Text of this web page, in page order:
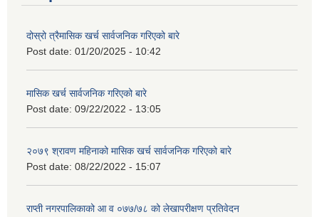
दोस्रो त्रैमासिक खर्च सार्वजनिक गरिएको बारे
Post date: 01/20/2025 - 10:42
मासिक खर्च सार्वजनिक गरिएको बारे
Post date: 09/22/2022 - 13:05
२०७९ श्रावण महिनाको मासिक खर्च सार्वजनिक गरिएको बारे
Post date: 08/22/2022 - 15:07
राप्ती नगरपालिकाको आ व ०७७/७८ को लेखापरीक्षण प्रतिवेदन